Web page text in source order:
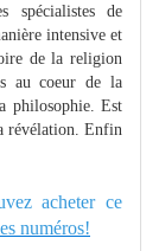
spécialistes de
intensive et
de la religion
au coeur de la
philosophie. Est
révélation. Enfin
acheter ce
numéros!